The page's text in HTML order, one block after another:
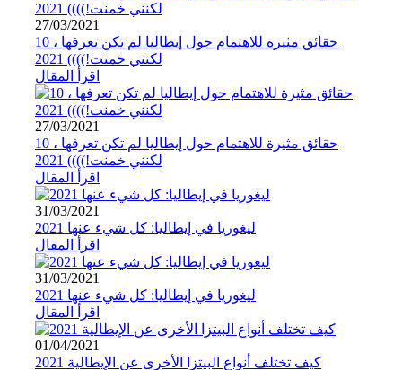
27/03/2021
10 حقائق مثيرة للاهتمام حول إيطاليا لم تكن تعرفها ،
لكنني خمنت!)))) 2021
اقرأ المقال
27/03/2021
10 حقائق مثيرة للاهتمام حول إيطاليا لم تكن تعرفها ،
لكنني خمنت!)))) 2021
اقرأ المقال
31/03/2021
ليغوريا في إيطاليا: كل شيء عنها 2021
اقرأ المقال
31/03/2021
ليغوريا في إيطاليا: كل شيء عنها 2021
اقرأ المقال
01/04/2021
كيف تختلف أنواع البيتزا الأخرى عن الإيطالية 2021